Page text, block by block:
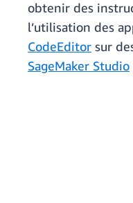
obtenir des
l’utilisation des
CodeEditor sur
SageMaker Studio